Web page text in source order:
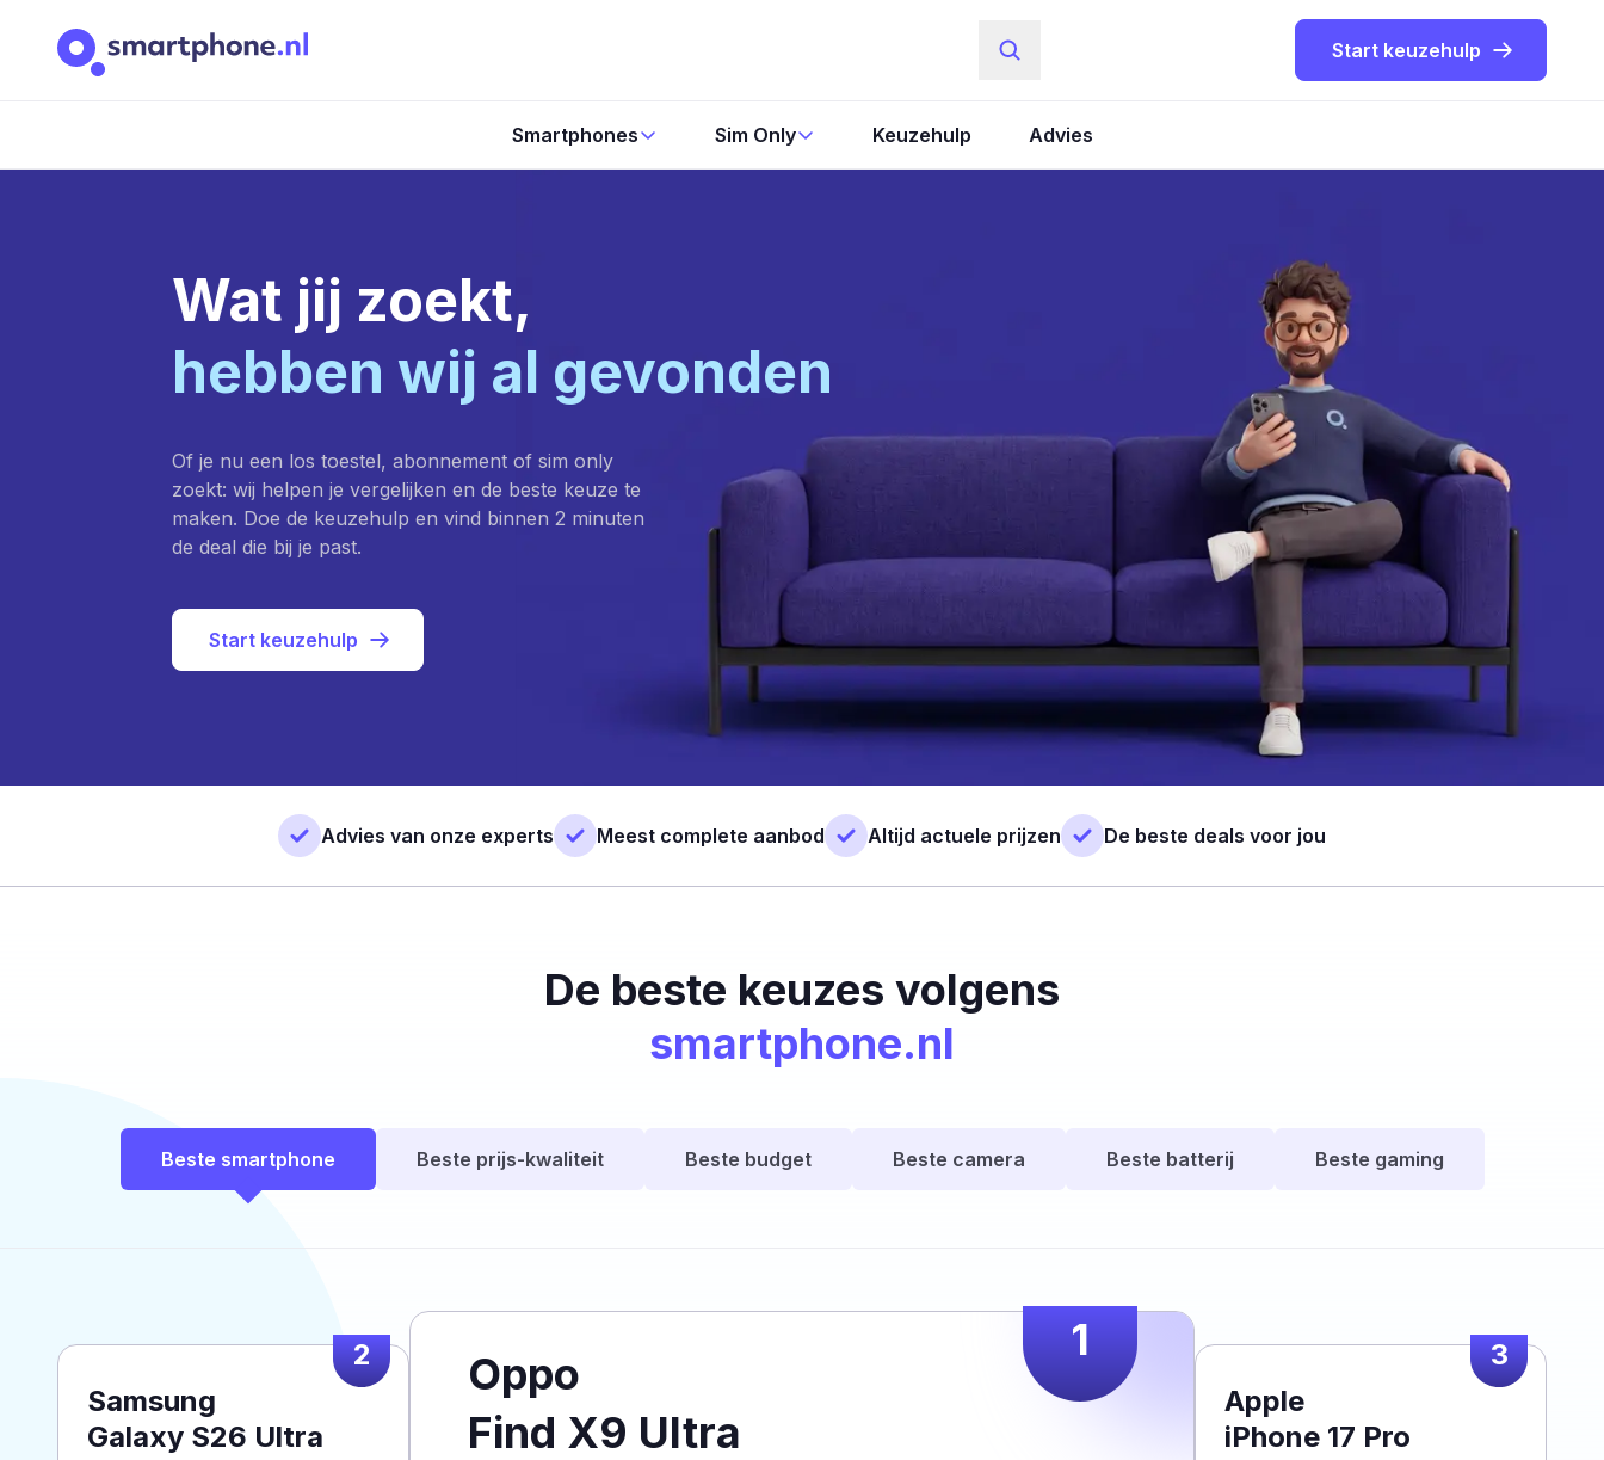
Start keuzehulp
Smartphones Sim Only Keuzehulp Advies
Wat jij zoekt,
hebben wij al gevonden
Of je nu een los toestel, abonnement of sim only
zoekt: wij helpen je vergelijken en de beste keuze te
maken. Doe de keuzehulp en vind binnen 2 minuten
de deal die bij je past.
Start keuzehulp
Advies van onze experts Meest complete aanbod Altijd actuele prijzen De beste deals voor jou
De beste keuzes volgens
smartphone.nl
Beste smartphone Beste prijs-kwaliteit Beste budget Beste camera Beste batterij Beste gaming
1
Oppo
Find X9 Ultra
2
Samsung
Galaxy S26 Ultra
3
Apple
iPhone 17 Pro